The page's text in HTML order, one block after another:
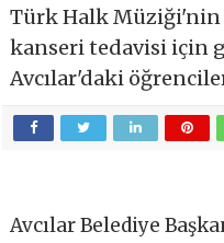
Türk Halk Müziği'nin
kanseri tedavisi için
Avcılar'daki
Avcılar Belediye